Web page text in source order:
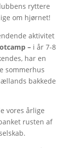
ryttere
om hjørnet!
aktivitet
– i år 7-8
har en
sommerhus
bakkede
vores årlige
rusten af